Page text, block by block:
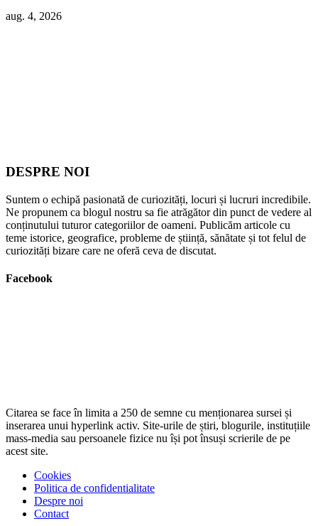
aug. 4, 2026
DESPRE NOI
Suntem o echipă pasionată de curiozități, locuri și lucruri incredibile.
Ne propunem ca blogul nostru sa fie atrăgător din punct de vedere al
conținutului tuturor categoriilor de oameni. Publicăm articole cu
teme istorice, geografice, probleme de știință, sănătate și tot felul de
curiozități bizare care ne oferă ceva de discutat.
Facebook
Citarea se face în limita a 250 de semne cu menționarea sursei și
inserarea unui hyperlink activ. Site-urile de știri, blogurile, instituțiile
mass-media sau persoanele fizice nu își pot însuși scrierile de pe
acest site.
Cookies
Politica de confidentialitate
Despre noi
Contact